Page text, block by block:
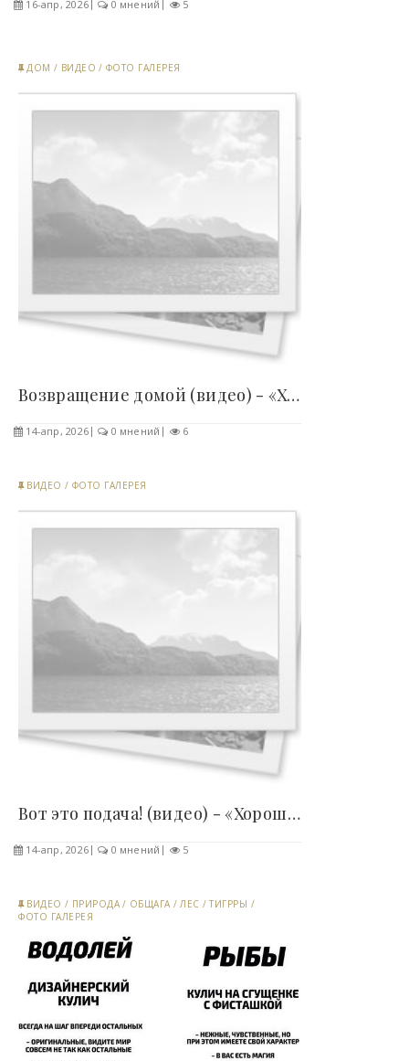
16-апр, 2026 0 мнений 5
ДОМ / ВИДЕО / ФОТО ГАЛЕРЕЯ
Возвращение домой (видео) - «Хорошее настроение»..
14-апр, 2026 0 мнений 6
ВИДЕО / ФОТО ГАЛЕРЕЯ
Вот это подача! (видео) - «Хорошее настроение»..
14-апр, 2026 0 мнений 5
ВИДЕО / ПРИРОДА / ОБЩАГА /ЛЕС /ТИГРРЫ /
ФОТО ГАЛЕРЕЯ